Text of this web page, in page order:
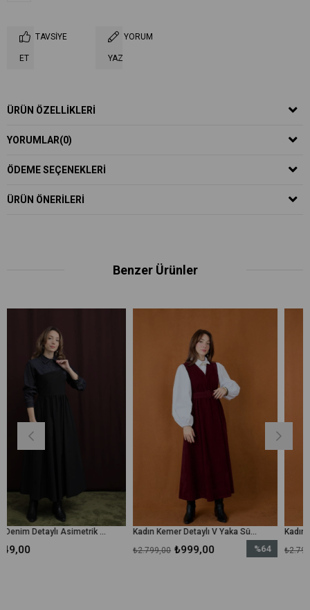
TAVSIYE
ET
YORUM
YAZ
ÜRÜN ÖZELLIKLERI
YORUMLAR(0)
ÖDEME SEÇENEKLERI
ÜRÜN ÖNERILERI
Benzer Ürünler
Kadın Denim Detaylı Asimetrik Kesim Elbise - 32414ELB - Siyah Kadın Kemer Detaylı V Yaka Süet Elbise - 32406ELB - Bordo
₺999,00
%64
₺999,00